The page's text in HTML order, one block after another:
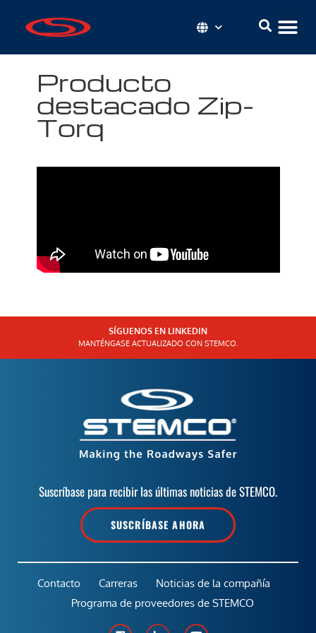
Producto
destacado Zip-
Torq
SÍGUENOS EN LINKEDIN
MANTÉNGASE ACTUALIZADO CON STEMCO.
Suscríbase para recibir las últimas noticias de STEMCO.
SUSCRÍBASE AHORA
Contacto Carreras
Noticias de la compañía
Programa de proveedores de STEMCO